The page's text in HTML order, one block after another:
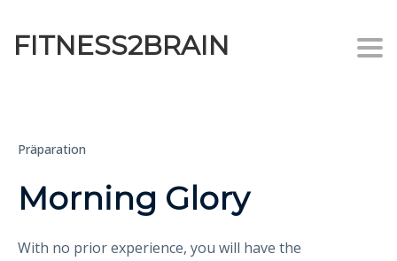
FITNESS2BRAIN
Präparation
Morning Glory
With no prior experience, you will have the